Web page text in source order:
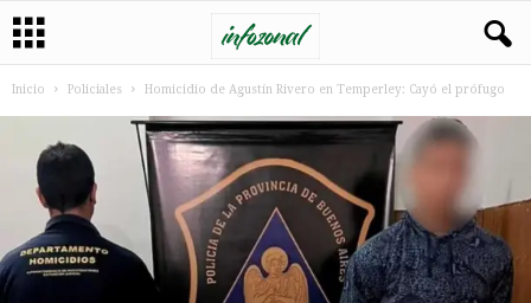
Inicio Policiales Homicidio de Agustín Rivero en Temperley: Cayó el prófugo